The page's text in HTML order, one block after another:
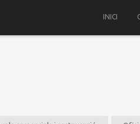
INICI